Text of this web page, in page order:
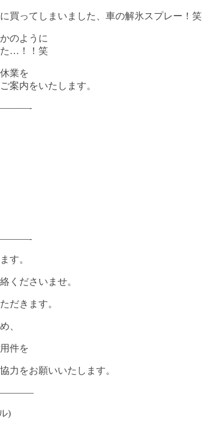
買ってしまいました、車の解氷スプレー！笑
のように
た…！！笑
業を
案内をいたします。
す。
くださいませ。
だきます。
、
件を
力をお願いいたします。
)